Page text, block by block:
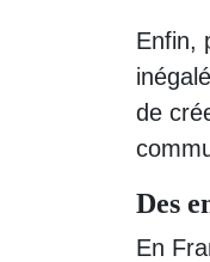
Enfin,
de
Des
En